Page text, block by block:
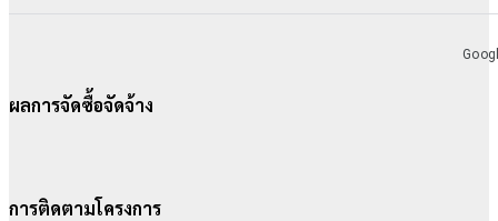
ผลการจัดซื้อจัดจ้าง
การติดตามโครงการ